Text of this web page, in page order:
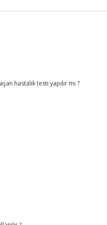
hastalık testi yapılır mı ?